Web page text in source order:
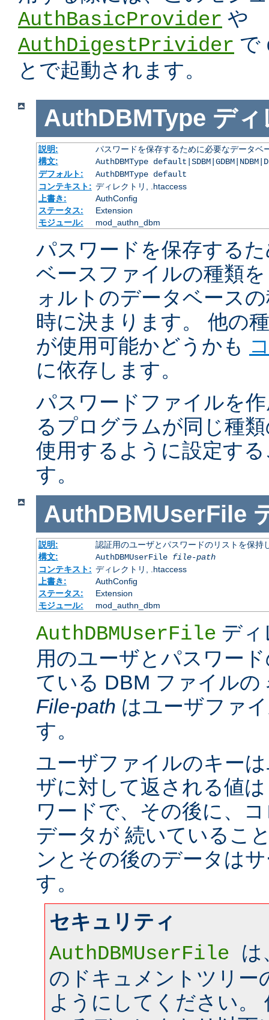
AuthBasicProvider や
AuthDigestPrivider で
とで起動されます。
AuthDBMType ディ
説明:
パスワードを保存するために必要なデータベ
構文:
AuthDBMType
デフォルト:
AuthDBMType default
コンテキスト: ディレクトリ, .htaccess
上書き:
AuthConfig
ステータス:
Extension
モジュール:
mod_authn_dbm
パスワードを保存する
ベースファイルの種類
ォルトのデータベース
時に決まります。 他の
が使用可能かどうかも
に依存します。
パスワードファイルを
るプログラムが同じ種
使用するように設定す
す。
AuthDBMUserFile
説明:
認証用のユーザとパスワードのリストを保
構文:
AuthDBMUserFile file-path
コンテキスト: ディレクトリ, .htaccess
上書き:
AuthConfig
ステータス:
Extension
モジュール:
mod_authn_dbm
AuthDBMUserFile デ
用のユーザとパスワー
ている DBM ファイルの
File-path はユーザファ
す。
ユーザファイルのキー
ザに対して返される値
ワードで、その後に、
データが 続いているこ
ンとその後のデータは
す。
セキュリティ
AuthDBMUserFile は
のドキュメントツリー
ようにしてください。